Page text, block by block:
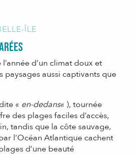
ÎLE
d’un climat doux et
paysages aussi captivants que
« en-dedans« ), tournée
des plages faciles d’accès,
tandis que la côte sauvage,
l’Océan Atlantique cachent
d’une beauté